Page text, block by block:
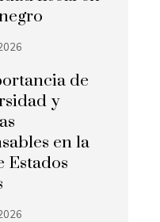
de
y
en la
Estados